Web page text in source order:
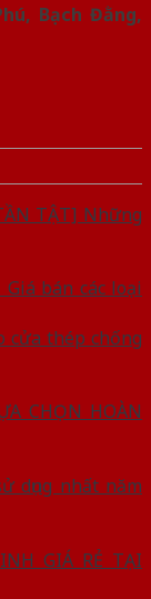
Bạch Đằng,
TẬT] Những
bán các loại
cửa thép chống
CHỌN HOÀN
dụng nhất năm
GIÁ RẺ TẠI